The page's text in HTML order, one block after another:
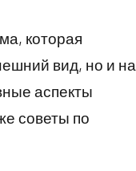
которая
вид, но и на
аспекты
советы по